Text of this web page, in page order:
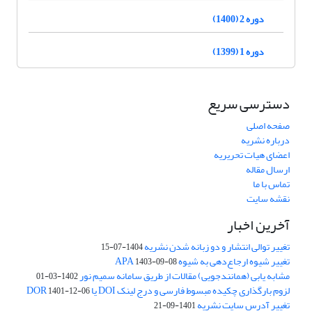
دوره 2 (1400)
دوره 1 (1399)
دسترسی سریع
صفحه اصلی
درباره نشریه
اعضای هیات تحریریه
ارسال مقاله
تماس با ما
نقشه سایت
آخرین اخبار
تغییر توالی انتشار و دو زبانه شدن نشریه1404-07-15
تغییر شیوه ارجاع‌دهی به شیوه APA1403-09-08
مشابه یابی (همانندجویی) مقالات از طریق سامانه سمیم نور1402-03-01
لزوم بارگذاری چکیده مبسوط فارسی و درج لینک DOI یا DOR 1401-12-06
تغییر آدرس سایت نشریه1401-09-21